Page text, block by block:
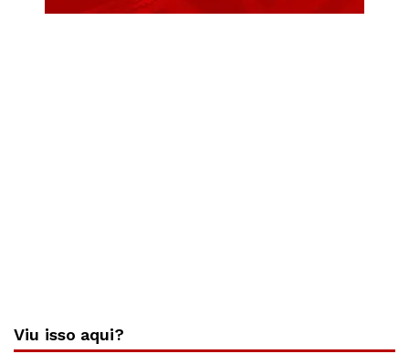
Viu isso aqui?